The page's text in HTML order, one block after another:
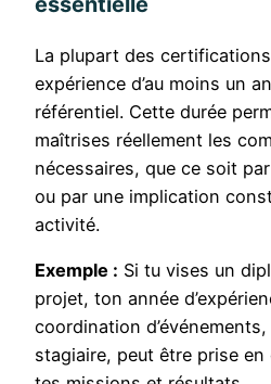
La plupart des
expérience d’au moins un
référentiel. Cette durée
maîtrises réellement les
nécessaires, que ce soit
ou par une implication
activité.
Exemple : Si tu vises un
projet, ton année
coordination
stagiaire, peut être prise